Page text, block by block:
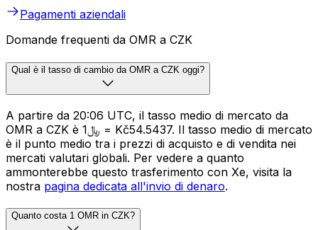
Pagamenti aziendali
Domande frequenti da OMR a CZK
Qual è il tasso di cambio da OMR a CZK oggi?
A partire da 20:06 UTC, il tasso medio di mercato da
OMR a CZK è ﷼1 = Kč54.5437. Il tasso medio di mercato
è il punto medio tra i prezzi di acquisto e di vendita nei
mercati valutari globali. Per vedere a quanto
ammonterebbe questo trasferimento con Xe, visita la
nostra pagina dedicata all'invio di denaro.
Quanto costa 1 OMR in CZK?